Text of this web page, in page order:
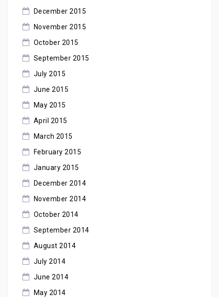
December 2015
November 2015
October 2015
September 2015
July 2015
June 2015
May 2015
April 2015
March 2015
February 2015
January 2015
December 2014
November 2014
October 2014
September 2014
August 2014
July 2014
June 2014
May 2014